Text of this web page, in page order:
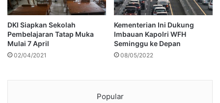
DKI Siapkan Sekolah
Pembelajaran Tatap Muka
Mulai 7 April
02/04/2021
Kementerian Ini Dukung
Imbauan Kapolri WFH
Seminggu ke Depan
08/05/2022
Popular